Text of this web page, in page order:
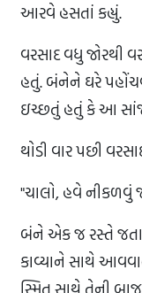
આરવે હસતાં કહ્યું.
વરસાદ વધુ જોરથી
હતું. બંનેને ઘરે
ઇચ્છતું હતું કે આ
થોડી વાર પછી
"ચાલો, હવે નીકળવું
બંને એક જ રસ્તે જતા
કાવ્યાને સાથે